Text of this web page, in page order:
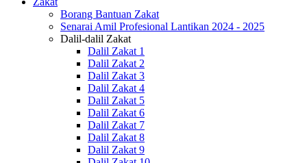
Borang Bantuan Zakat
Senarai Amil Profesional Lantikan 2024 - 2025
Dalil-dalil Zakat
Dalil Zakat 1
Dalil Zakat 2
Dalil Zakat 3
Dalil Zakat 4
Dalil Zakat 5
Dalil Zakat 6
Dalil Zakat 7
Dalil Zakat 8
Dalil Zakat 9